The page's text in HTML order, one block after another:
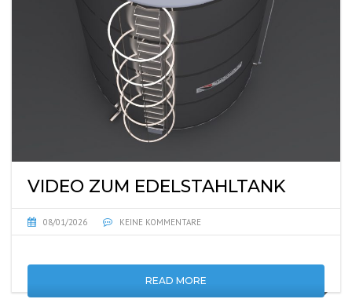
VIDEO ZUM EDELSTAHLTANK
08/01/2026 KEINE KOMMENTARE
READ MORE